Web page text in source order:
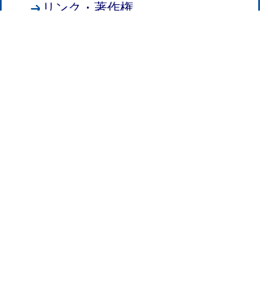
リンク・著作権